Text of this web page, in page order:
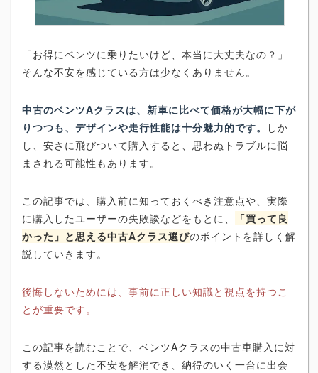
「お得にベンツに乗りたいけど、本当に大丈夫なの？」
そんな不安を感じている方は少なくありません。
中古のベンツAクラスは、新車に比べて価格が大幅に下が
りつつも、デザインや走行性能は十分魅力的です。
しか
し、安さに飛びついて購入すると、思わぬトラブルに悩
まされる可能性もあります。
この記事では、購入前に知っておくべき注意点や、実際
に購入したユーザーの失敗談などをもとに、
「買って良
かった」と思える中古Aクラス選びのポイントを詳しく解
説していきます。
後悔しないためには、事前に正しい知識と視点を持つこ
とが重要です。
この記事を読むことで、ベンツAクラスの中古車購入に対
する漠然とした不安を解消でき、納得のいく一台に出会